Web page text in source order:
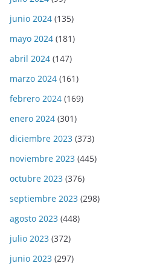
junio 2024 (135)
mayo 2024 (181)
abril 2024 (147)
marzo 2024 (161)
febrero 2024 (169)
enero 2024 (301)
diciembre 2023 (373)
noviembre 2023 (445)
octubre 2023 (376)
septiembre 2023 (298)
agosto 2023 (448)
julio 2023 (372)
junio 2023 (297)